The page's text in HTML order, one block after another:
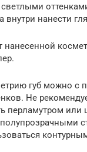
светлыми
внутри нанести
нанесенной
губ можно с
Не
перламутром